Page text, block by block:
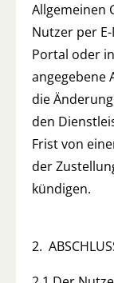
Allgemeinen
Nutzer per
Portal oder
angegebene
die
den
Frist von
der
kündigen.
2.